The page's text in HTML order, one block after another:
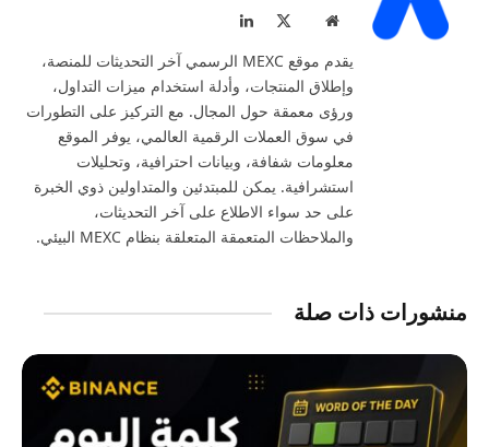
موقع
لينكدإن
يقدم موقع MEXC الرسمي آخر التحديثات للمنصة،
وإطلاق المنتجات، وأدلة استخدام ميزات التداول،
ورؤى معمقة حول المجال. مع التركيز على التطورات
في سوق العملات الرقمية العالمي، يوفر الموقع
معلومات شفافة، وبيانات احترافية، وتحليلات
استشرافية. يمكن للمبتدئين والمتداولين ذوي الخبرة
على حد سواء الاطلاع على آخر التحديثات،
والملاحظات المتعمقة المتعلقة بنظام MEXC البيئي.
منشورات ذات صلة